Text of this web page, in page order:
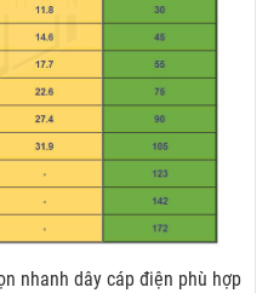
nhanh dây cáp điện phù hợp